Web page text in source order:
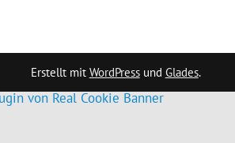
Erstellt mit WordPressund Glades.
von Real Cookie Banner